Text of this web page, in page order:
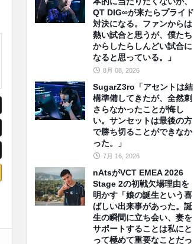
QT DIG∞が来たらプライド
対決になる。ファンからは
熱い試合と思うが、僕たち
からしたらしんどい試合に
なると思っている。」
8月 08, 2026
SugarZ3ro「アセントは結
構準備してきたが、全然刺
さらなかったことが悔し
い。サンセットは最後の方
で勝ち切ることができなか
った。」
7月 16, 2026
nAtsがVCT EMEA 2026
Stage 2の初戦欠場理由を
明かす「娘の誕生という喜
ばしい出来事があった。誕
生の瞬間に立ち会い、妻を
サポートすることは私にと
って極めて重要なことだっ